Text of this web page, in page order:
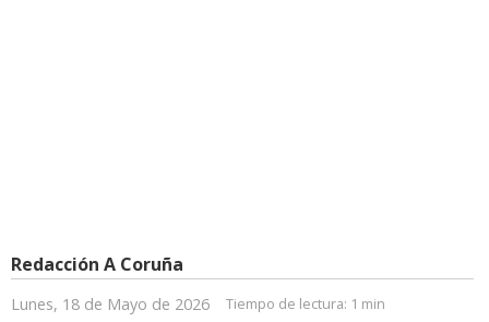
Redacción A Coruña
Lunes, 18 de Mayo de 2026 Tiempo de lectura: 1 min